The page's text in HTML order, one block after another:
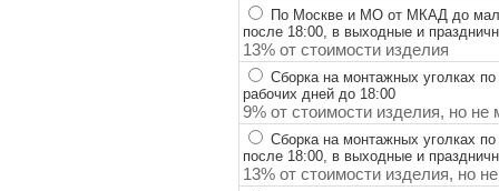
По Москве и МО от МКАД до
после 18:00, в выходные и
13% от стоимости изделия
Сборка на монтажных уголках
рабочих дней до 18:00
9% от стоимости изделия, но не
Сборка на монтажных уголках
после 18:00, в выходные и
13% от стоимости изделия, но